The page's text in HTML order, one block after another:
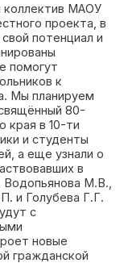
коллектив МАОУ
проекта, в
потенциал и
помогут
к
Мы планируем
80-
края в 10-ти
и студенты
а еще узнали о
в
М.В.,
и Голубева Г.Г.
с
новые
гражданской